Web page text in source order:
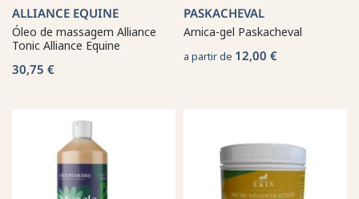
ALLIANCE EQUINE
Óleo de massagem Alliance
Tonic Alliance Equine
30,75 €
PASKACHEVAL
Arnica-gel Paskacheval
a partir de 12,00 €